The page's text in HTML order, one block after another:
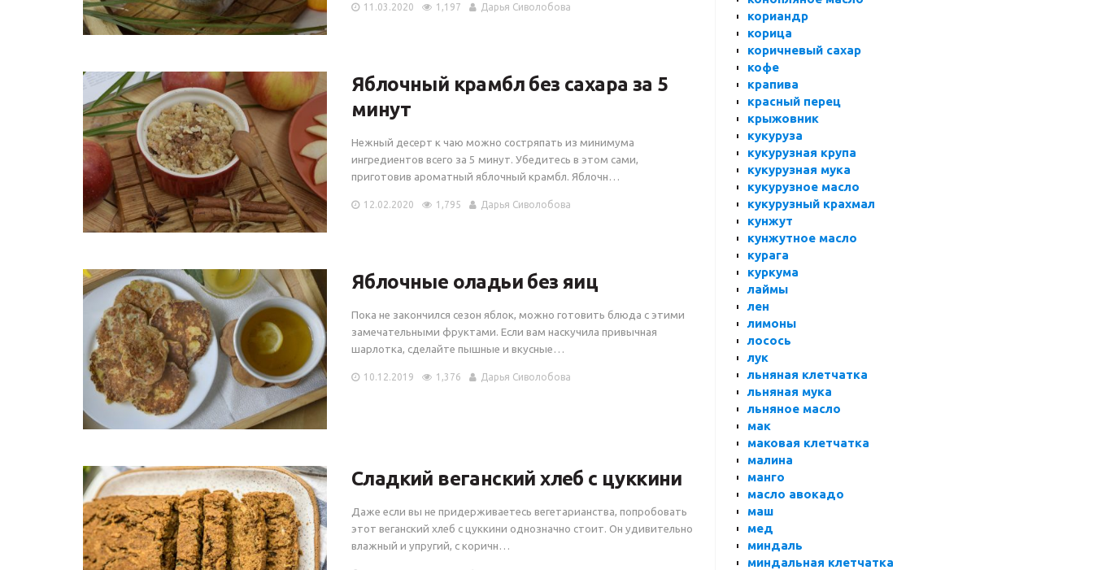
11.03.2020 1,197 Дарья Сиволобова
Яблочный крамбл без сахара за 5
минут
Нежный десерт к чаю можно состряпать из минимума
ингредиентов всего за 5 минут. Убедитесь в этом сами,
приготовив ароматный яблочный крамбл. Яблочн…
12.02.2020 1,795 Дарья Сиволобова
Яблочные оладьи без яиц
Пока не закончился сезон яблок, можно готовить блюда с этими
замечательными фруктами. Если вам наскучила привычная
шарлотка, сделайте пышные и вкусные…
10.12.2019 1,376 Дарья Сиволобова
Сладкий веганский хлеб с цуккини
Даже если вы не придерживаетесь вегетарианства, попробовать
этот веганский хлеб с цуккини однозначно стоит. Он удивительно
влажный и упругий, с коричн…
кориандр
корица
коричневый сахар
кофе
крапива
красный перец
крыжовник
кукуруза
кукурузная крупа
кукурузная мука
кукурузное масло
кукурузный крахмал
кунжут
кунжутное масло
курага
куркума
лаймы
лен
лимоны
лосось
лук
льняная клетчатка
льняная мука
льняное масло
мак
маковая клетчатка
малина
манго
масло авокадо
маш
мед
миндаль
миндальная клетчатка